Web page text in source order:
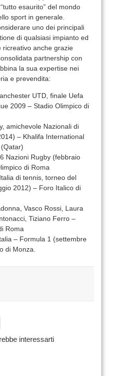
esaurito” del mondo
sport in generale.
uno dei principali
di qualsiasi impianto ed
ricreativo anche grazie
partnership con
la sua expertise nei
e prevendita:
UTD, finale Uefa
2009 – Stadio Olimpico di
amichevole Nazionali di
– Khalifa International
Nazioni Rugby (febbraio
di Roma
di tennis, torneo del
2012) – Foro Italico di
Vasco Rossi, Laura
Tiziano Ferro –
Roma
– Formula 1 (settembre
di Monza.
interessarti